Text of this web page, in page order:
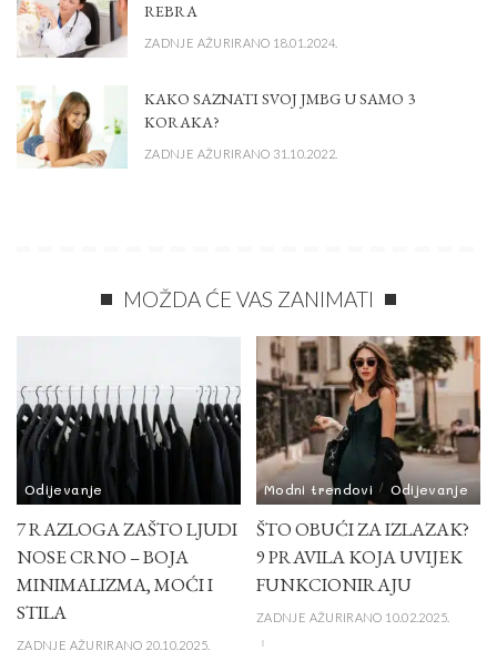
REBRA
ZADNJE AŽURIRANO 18.01.2024.
KAKO SAZNATI SVOJ JMBG U SAMO 3
KORAKA?
ZADNJE AŽURIRANO 31.10.2022.
MOŽDA ĆE VAS ZANIMATI
Odijevanje
7 RAZLOGA ZAŠTO LJUDI
NOSE CRNO – BOJA
MINIMALIZMA, MOĆI I
STILA
ZADNJE AŽURIRANO 20.10.2025.
Modni trendovi Odijevanje
ŠTO OBUĆI ZA IZLAZAK?
9 PRAVILA KOJA UVIJEK
FUNKCIONIRAJU
ZADNJE AŽURIRANO 10.02.2025.